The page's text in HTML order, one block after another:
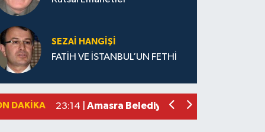
SEZAI HANGİŞİ
FATİH VE İSTANBUL’UN FETHİ
DAKIKA
23:14 | Amasra Belediye Başkanı Çakır